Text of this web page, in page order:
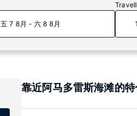
五 7 8月 - 六 8 8月
靠近阿马多雷斯海滩的